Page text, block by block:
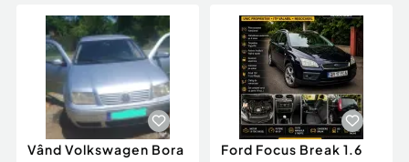
Servicii
Animale de companie
Afaceri și echipamente profesionale
Inchiriere Bunuri si Vehicule
Utilaje agricole si industriale
Piese auto si accesorii
Dacia Duster
Vând Volkswagen Bora
Ford Focus Break 1.6